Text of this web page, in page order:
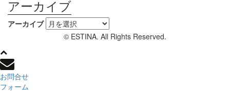
アーカイブ
アーカイブ
© ESTINA. All Rights Reserved.
お問合せ
フォーム